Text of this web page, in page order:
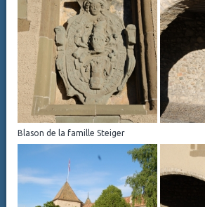
Blason de la famille Steiger